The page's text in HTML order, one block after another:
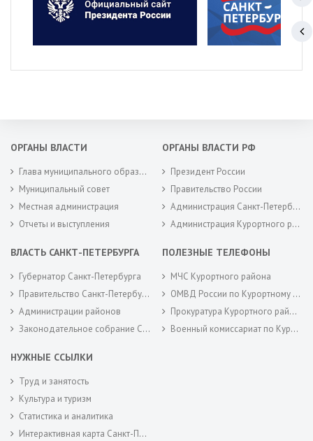
ОРГАНЫ ВЛАСТИ
Глава муниципального образования
Муниципальный совет
Местная администрация
Отчеты и выступления
ОРГАНЫ ВЛАСТИ РФ
Президент России
Правительство России
Администрация Санкт-Петербурга
Администрация Курортного района Санкт-Петербурга
ВЛАСТЬ САНКТ-ПЕТЕРБУРГА
Губернатор Санкт-Петербурга
Правительство Санкт-Петербурга
Администрации районов
Законодательное собрание Санкт-Петербурга
ПОЛЕЗНЫЕ ТЕЛЕФОНЫ
МЧС Курортного района
ОМВД России по Курортному району
Прокуратура Курортного района
Военный комиссариат по Курортному районам города Санкт-Петербурга
НУЖНЫЕ ССЫЛКИ
Труд и занятость
Культура и туризм
Статистика и аналитика
Интерактивная карта Санкт-Петербурга